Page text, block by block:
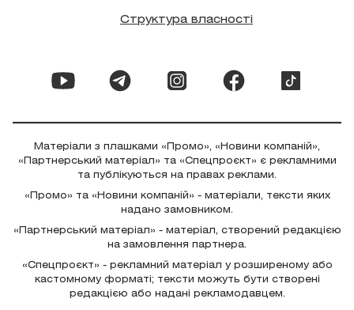
Структура власності
Матеріали з плашками «Промо», «Новини компаній»,
«Партнерський матеріал» та «Спецпроєкт» є рекламними
та публікуються на правах реклами.
«Промо» та «Новини компаній» - матеріали, тексти яких
надано замовником.
«Партнерський матеріал» - матеріал, створений редакцією
на замовлення партнера.
«Спецпроєкт» - рекламний матеріал у розширеному або
кастомному форматі; тексти можуть бути створені
редакцією або надані рекламодавцем.